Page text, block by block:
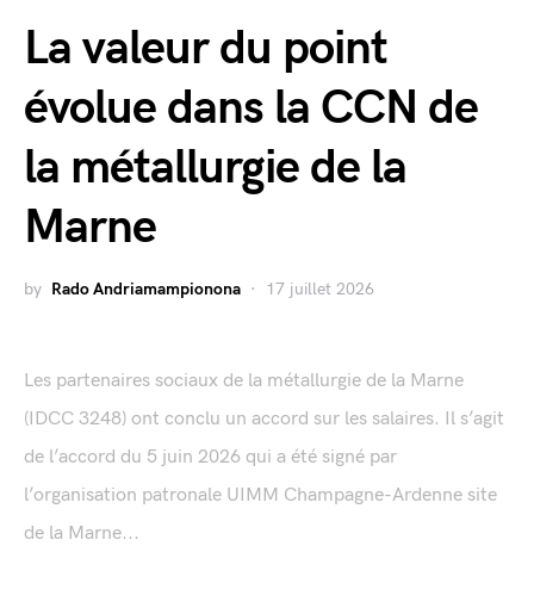
La valeur du point
évolue dans la CCN de
la métallurgie de la
Marne
by Rado Andriamampionona 17 juillet 2026
Les partenaires sociaux de la métallurgie de la Marne
(IDCC 3248) ont conclu un accord sur les salaires. Il s’agit
de l’accord du 5 juin 2026 qui a été signé par
l’organisation patronale UIMM Champagne-Ardenne site
de la Marne...